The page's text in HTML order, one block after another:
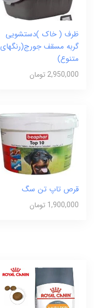
ظرف ( خاک )دستشویی
گربه مسقف جورج(رنگهای
متنوع)
2,950,000 تومان
قرص تاپ تن سگ
1,900,000 تومان